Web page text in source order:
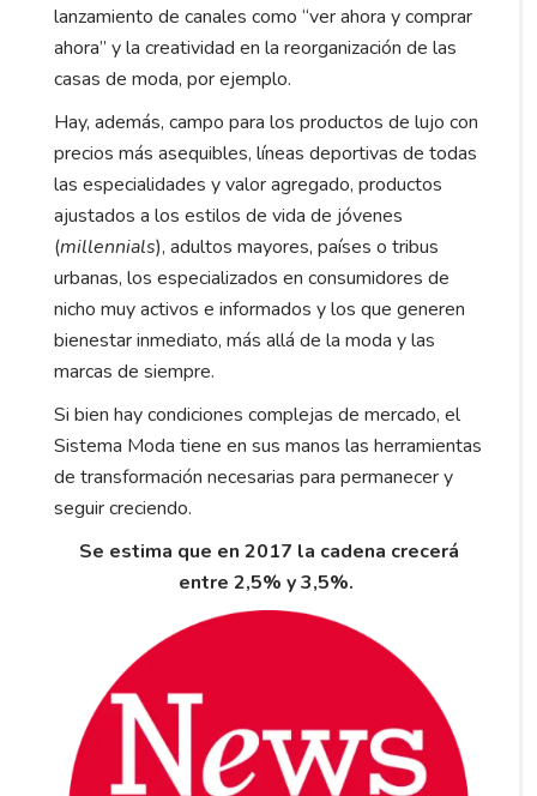
lanzamiento de canales como “ver ahora y comprar
ahora” y la creatividad en la reorganización de las
casas de moda, por ejemplo.
Hay, además, campo para los productos de lujo con
precios más asequibles, líneas deportivas de todas
las especialidades y valor agregado, productos
ajustados a los estilos de vida de jóvenes
(millennials), adultos mayores, países o tribus
urbanas, los especializados en consumidores de
nicho muy activos e informados y los que generen
bienestar inmediato, más allá de la moda y las
marcas de siempre.
Si bien hay condiciones complejas de mercado, el
Sistema Moda tiene en sus manos las herramientas
de transformación necesarias para permanecer y
seguir creciendo.
Se estima que en 2017 la cadena crecerá
entre 2,5% y 3,5%.